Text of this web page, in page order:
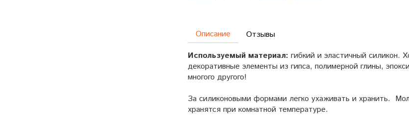
Описание
Используемый материал: гибкий и эластичный силикон.
декоративные элементы из гипса, полимерной глины,
многого другого!
За силиконовыми формами легко ухаживать и хранить.
хранятся при комнатной температуре.
Отзывы